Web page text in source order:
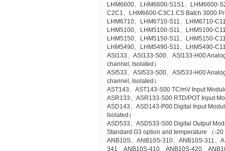
LHM6600、LHM6600-S1S1、LHM6600-
C2C1、LHM6600-C3C1 CS Batch 3000
LHM6710、LHM6710-S11、LHM6710-
LHM5100、LHM5100-S11、LHM5100-
LHM5150、LHM5150-S11、LHM5150-
LHM5490、LHM5490-S11、LHM5490-
ASI133、ASI133-S00、ASI133-H00
channel, Isolated）
ASI533、ASI533-S00、ASI533-H00
channel, Isolated）
AST143、AST143-S00 TC/mV Input
ASR133、ASR133-S00 RTD/POT Input
ASD143、ASD143-P00 Digital Input
Isolated）
ASD533、ASD533-S00 Digital Output
Standard G3 option and temperature （-20
ANB10S、ANB10S-310、ANB10S-311、
341、ANB10S-410、ANB10S-420、